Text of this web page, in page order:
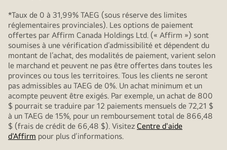
*Taux de 0 à 31,99% TAEG (sous réserve des limites
réglementaires provinciales). Les options de paiement
offertes par Affirm Canada Holdings Ltd. (« Affirm ») sont
soumises à une vérification d’admissibilité et dépendent du
montant de l’achat, des modalités de paiement, varient selon
le marchand et peuvent ne pas être offertes dans toutes les
provinces ou tous les territoires. Tous les clients ne seront
pas admissibles au TAEG de 0%. Un achat minimum et un
acompte peuvent être exigés. Par exemple, un achat de 800
$ pourrait se traduire par 12 paiements mensuels de 72,21 $
à un TAEG de 15%, pour un remboursement total de 866,48
$ (frais de crédit de 66,48 $). Visitez Centre d'aide
d'Affirm pour plus d’informations.